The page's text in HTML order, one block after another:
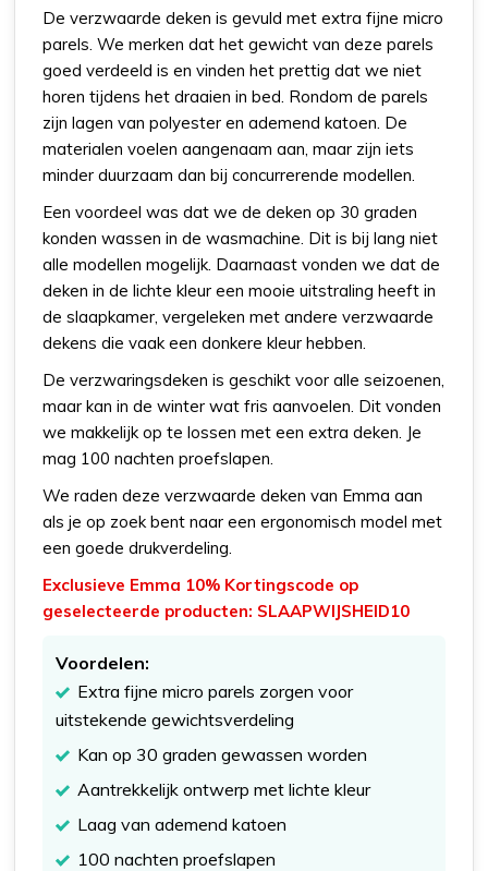
De verzwaarde deken is gevuld met extra fijne micro
parels. We merken dat het gewicht van deze parels
goed verdeeld is en vinden het prettig dat we niet
horen tijdens het draaien in bed. Rondom de parels
zijn lagen van polyester en ademend katoen. De
materialen voelen aangenaam aan, maar zijn iets
minder duurzaam dan bij concurrerende modellen.
Een voordeel was dat we de deken op 30 graden
konden wassen in de wasmachine. Dit is bij lang niet
alle modellen mogelijk. Daarnaast vonden we dat de
deken in de lichte kleur een mooie uitstraling heeft in
de slaapkamer, vergeleken met andere verzwaarde
dekens die vaak een donkere kleur hebben.
De verzwaringsdeken is geschikt voor alle seizoenen,
maar kan in de winter wat fris aanvoelen. Dit vonden
we makkelijk op te lossen met een extra deken. Je
mag 100 nachten proefslapen.
We raden deze verzwaarde deken van Emma aan
als je op zoek bent naar een ergonomisch model met
een goede drukverdeling.
Exclusieve Emma 10% Kortingscode op
geselecteerde producten: SLAAPWIJSHEID10
Voordelen:
Extra fijne micro parels zorgen voor
uitstekende gewichtsverdeling
Kan op 30 graden gewassen worden
Aantrekkelijk ontwerp met lichte kleur
Laag van ademend katoen
100 nachten proefslapen